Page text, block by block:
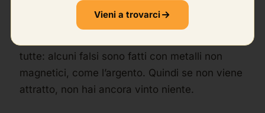
potente: se l’oggetto viene attratto, e’ falso o
una lega con pochissimo oro dentro. Anche qui
tutte: alcuni falsi sono fatti con metalli non
magnetici, come l’argento. Quindi se non viene
attratto, non hai ancora vinto niente.
Vieni a trovarci